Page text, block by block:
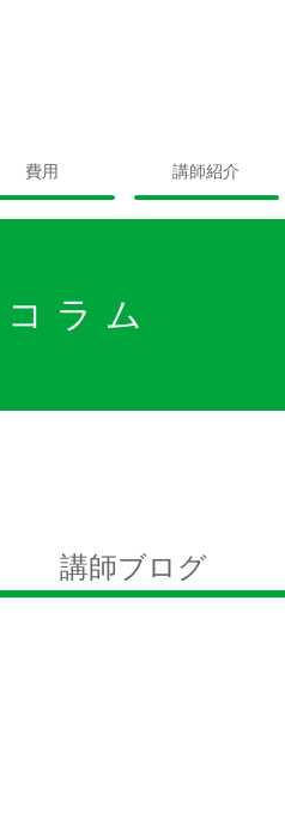
費用 講師紹介
ラム
講師ブログ